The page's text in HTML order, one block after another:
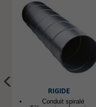
RIGIDE
Conduit spiralé